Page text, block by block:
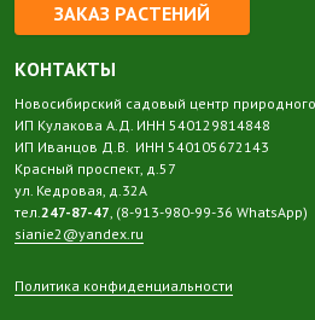
ЗАКАЗ РАСТЕНИЙ
КОНТАКТЫ
Новосибирский садовый центр
ИП Кулакова А.Д. ИНН 540129814848
ИП Иванцов Д.В. ИНН 540105672143
Красный проспект, д.57
ул. Кедровая, д.32А
тел.247-87-47, (8-913-980-99-36 WhatsApp)
sianie2@yandex.ru
Политика конфиденциальности